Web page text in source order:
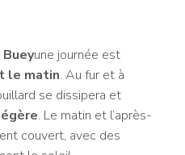
une journée est
le matin. Au fur et à
se dissipera et
. Le matin et l’après-
couvert, avec des